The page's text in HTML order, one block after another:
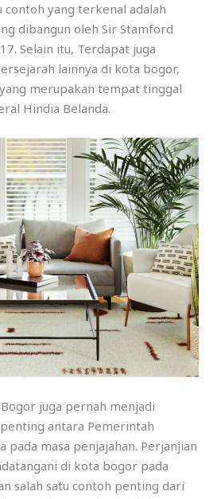
contoh yang terkenal adalah
dibangun oleh Sir Stamford
Selain itu, Terdapat juga
lainnya di kota bogor,
merupakan tempat tinggal
Hindia Belanda.
juga pernah menjadi
antara Pemerintah
pada masa penjajahan. Perjanjian
di kota bogor pada
salah satu contoh penting dari